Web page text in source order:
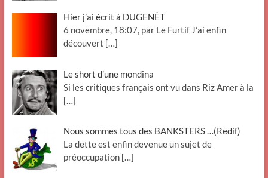
Hier j’ai écrit à DUGENÊT
6 novembre, 18:07, par Le Furtif J’ai enfin
découvert […]
Le short d’une mondina
Si les critiques français ont vu dans Riz Amer à la
[…]
Nous sommes tous des BANKSTERS …(Redif)
La dette est enfin devenue un sujet de
préoccupation […]